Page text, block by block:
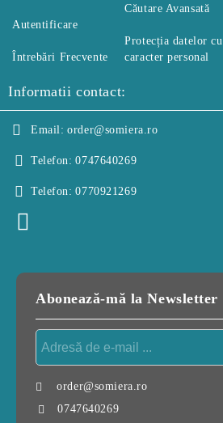
Autentificare
Întrebări Frecvente
Căutare Avansată
Protecția datelor cu
caracter personal
Informatii contact:
Email: order@somiera.ro
Telefon: 0747640269
Telefon: 0770921269
Abonează-mă la Newsletter
order@somiera.ro
0747640269